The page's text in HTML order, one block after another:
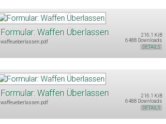
Formular: Waffen Überlassen
waffeueberlassen.pdf
216.1 KiB
6488 Downloads
DETAILS
Formular: Waffen Überlassen
waffeueberlassen.pdf
216.1 KiB
6488 Downloads
DETAILS